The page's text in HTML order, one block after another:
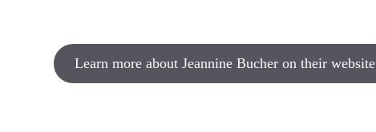
Learn more about Jeannine Bucher on their website